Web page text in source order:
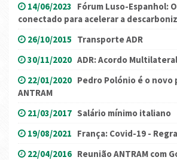
14/06/2023 Fórum Luso-Espanhol:
conectado para acelerar a
26/10/2015 Transporte ADR
30/11/2020 ADR: Acordo
22/01/2020 Pedro Polónio é o
ANTRAM
21/03/2017 Salário mínimo italiano
19/08/2021 França: Covid-19 -
22/04/2016 Reunião ANTRAM com